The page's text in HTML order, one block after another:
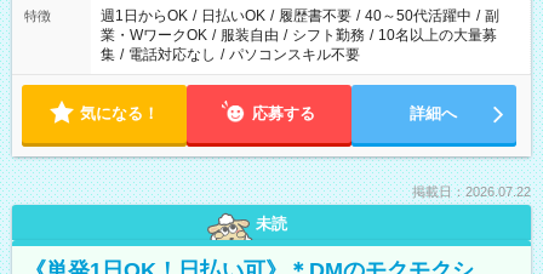
特徴 週1日からOK / 日払いOK / 履歴書不要 / 40～50代活躍中 / 副
業・WワークOK / 服装自由 / シフト勤務 / 10名以上の大量募
集 / 電話対応なし / パソコンスキル不要
気になる！ 応募する 詳細へ
掲載日：2026.07.22
未読